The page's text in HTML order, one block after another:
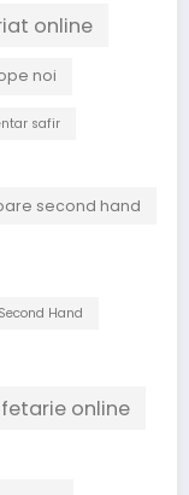
online
noi
safir
second hand
Hand
online